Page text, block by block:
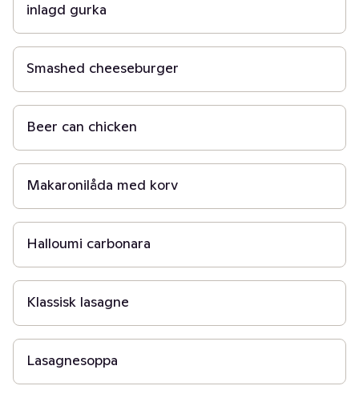
inlagd gurka
20 min
Smashed cheeseburger
1 t 30 min
Beer can chicken
40 min
Makaronilåda med korv
15 min
Halloumi carbonara
45 min
Klassisk lasagne
30 min
Lasagnesoppa